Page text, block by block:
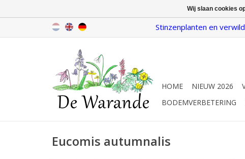
Stinzenplanten en
HOME NIEUW 2026
BODEMVERBETERING
Eucomis autumnalis
Wij slaan cookies